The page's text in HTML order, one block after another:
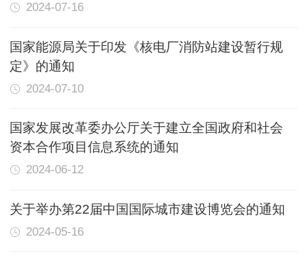
2024-07-16
国家能源局关于印发《核电厂消防站建设暂行规
定》的通知
2024-07-10
国家发展改革委办公厅关于建立全国政府和社会
资本合作项目信息系统的通知
2024-06-12
关于举办第22届中国国际城市建设博览会的通知
2024-05-16